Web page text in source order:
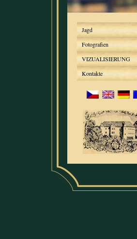
Jagd
Fotografien
VIZUALISIERUNG
Kontakte